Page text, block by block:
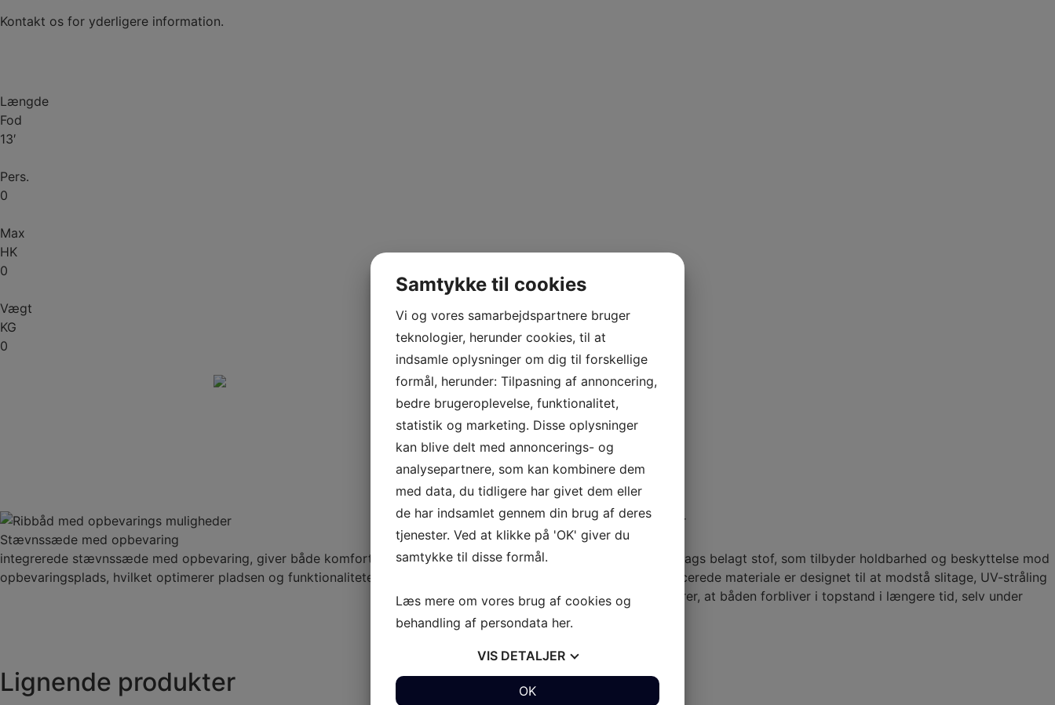
Kontakt os for yderligere information.
Længde
Fod
13′
Pers.
0
Max
HK
0
Vægt
KG
0
Specifikationer
Stævnssæde med opbevaring
integrerede stævnssæde med opbevaring, giver både komfort og praktisk
opbevaringsplads, hvilket optimerer pladsen og funktionaliteten ombord
Orca 5-lags Stof
Udstyret med Orca fem-lags belagt stof, som tilbyder holdbarhed og beskyttelse mod
elementerne. Dette avancerede materiale er designet til at modstå slitage, UV-stråling
og kemikalier, hvilket sikrer, at båden forbliver i topstand i længere tid, selv under
krævende forhold.
Lignende produkter
Samtykke til cookies
Vi og vores samarbejdspartnere bruger
teknologier, herunder cookies, til at
indsamle oplysninger om dig til forskellige
formål, herunder: Tilpasning af annoncering,
bedre brugeroplevelse, funktionalitet,
statistik og marketing. Disse oplysninger
kan blive delt med annoncerings- og
analysepartnere, som kan kombinere dem
med data, du tidligere har givet dem eller
de har indsamlet gennem din brug af deres
tjenester. Ved at klikke på 'OK' giver du
samtykke til disse formål.
Læs mere om vores brug af cookies og
behandling af persondata her.
VIS DETALJER
OK